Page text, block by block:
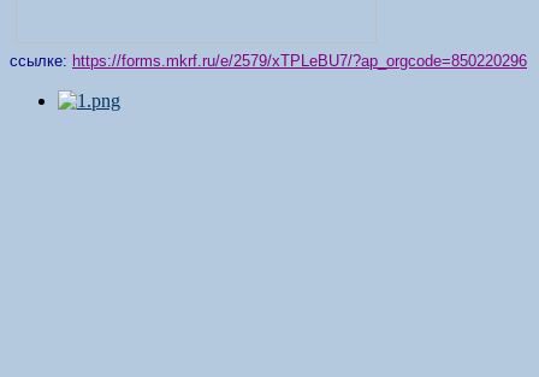
ссылке: https://forms.mkrf.ru/e/2579/xTPLeBU7/?ap_orgcode=850220296